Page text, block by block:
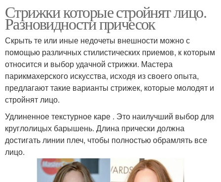
Стрижки которые стройнят лицо.
Разновидности причесок
Скрыть те или иные недочеты внешности можно с
помощью различных стилистических приемов, к которым
относится и выбор удачной стрижки. Мастера
парикмахерского искусства, исходя из своего опыта,
предлагают такие варианты стрижек, которые молодят и
стройнят лицо.
Удлиненное текстурное каре . Это наилучший выбор для
круглолицых барышень. Длина прически должна
достигать линии плеч, чтобы полностью обрамлять все
лицо.